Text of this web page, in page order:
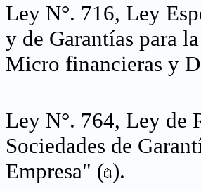
Ley N°. 716, Ley
y de Garantías para
Micro financieras y
Ley N°. 764, Ley de
Sociedades de
Empresa" ( ).